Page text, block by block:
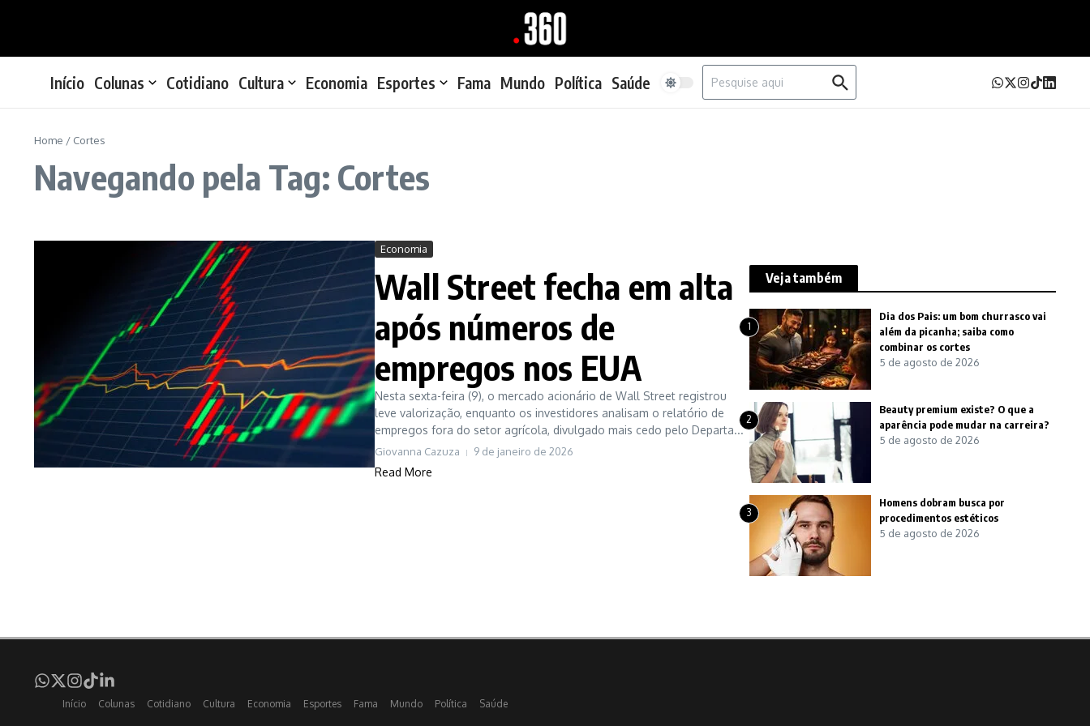
Início Colunas Cotidiano Cultura Economia Esportes Fama Mundo Política Saúde
Procurar por:
Home / Cortes
Navegando pela Tag: Cortes
Economia
Wall Street fecha em alta
após números de
empregos nos EUA
Nesta sexta-feira (9), o mercado acionário de Wall Street registrou
leve valorização, enquanto os investidores analisam o relatório de
empregos fora do setor agrícola, divulgado mais cedo pelo Departa...
Giovanna Cazuza 9 de janeiro de 2026
Read More
Veja também
1
Dia dos Pais: um bom churrasco vai
além da picanha; saiba como
combinar os cortes
5 de agosto de 2026
2
Beauty premium existe? O que a
aparência pode mudar na carreira?
5 de agosto de 2026
3
Homens dobram busca por
procedimentos estéticos
5 de agosto de 2026
Início Colunas Cotidiano Cultura Economia Esportes Fama Mundo Política Saúde